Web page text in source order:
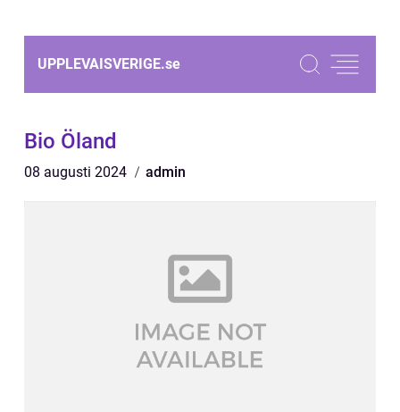
UPPLEVAISVERIGE.se
Bio Öland
08 augusti 2024 admin